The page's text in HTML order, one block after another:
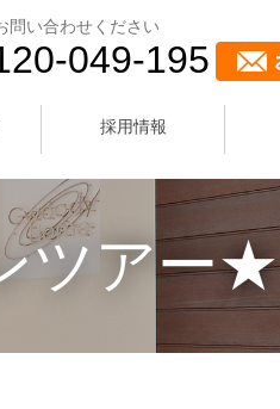
問い合わせください
049-195
採用情報
ツアー★